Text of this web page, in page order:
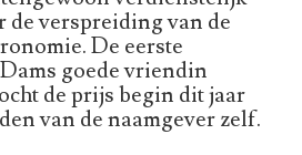
de verspreiding van de
De eerste
goede vriendin
de prijs begin dit jaar
van de naamgever zelf.